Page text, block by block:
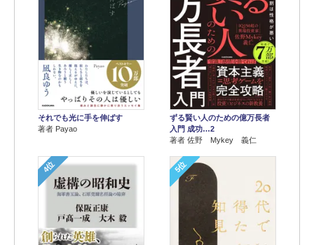
それでも光に手を伸ばす
著者 Payao
ずる賢い人のための億万長者
入門 成功…2
著者 佐野 Mykey 義仁
4位 5位